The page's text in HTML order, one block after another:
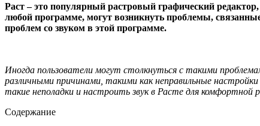
Раст – это популярный растровый графический
любой программе, могут возникнуть проблемы,
проблем со звуком в этой программе.
Иногда пользователи могут столкнуться с такими
различными причинами, такими как неправильные
такие неполадки и настроить звук в Расте для комфортной
Содержание